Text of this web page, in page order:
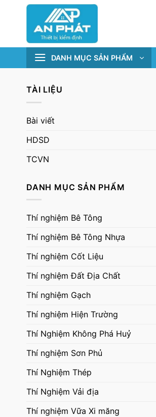
DANH MỤC SẢN PHẨM
TÀI LIỆU
Bài viết
HDSD
TCVN
DANH MỤC SẢN PHẨM
Thí nghiệm Bê Tông
Thí nghiệm Bê Tông Nhựa
Thí nghiệm Cốt Liệu
Thí nghiệm Đất Địa Chất
Thí nghiệm Gạch
Thí nghiệm Hiện Trường
Thí Nghiệm Không Phá Huỷ
Thí nghiệm Sơn Phủ
Thí Nghiệm Thép
Thí Nghiệm Vải địa
Thí nghiệm Vữa Xi măng